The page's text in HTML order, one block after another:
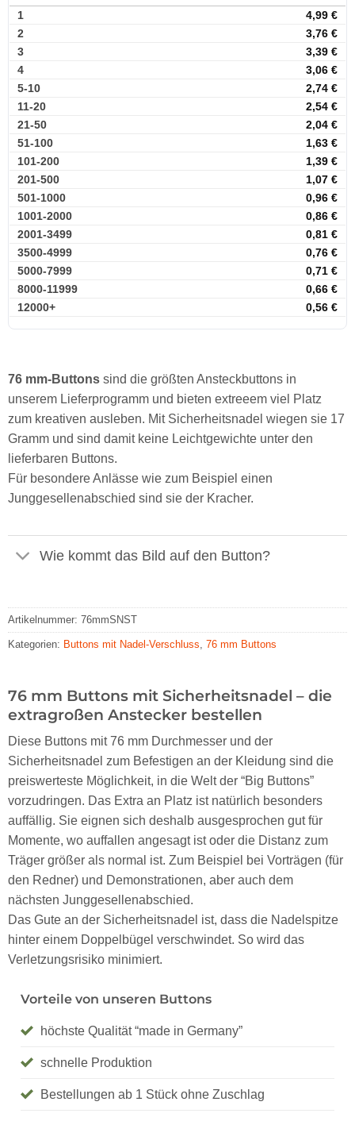
1 4,99 €
2
3,76 €
3
3,39 €
4
3,06 €
5-10
2,74 €
11-20
2,54 €
21-50
2,04 €
51-100
1,63 €
101-200
1,39 €
201-500
1,07 €
501-1000
0,96 €
1001-2000
0,86 €
2001-3499
0,81 €
3500-4999
0,76 €
5000-7999
0,71 €
8000-11999
0,66 €
12000+
0,56 €
76 mm-Buttonssind die größten Ansteckbuttons in
unserem Lieferprogramm und bieten extreeem viel Platz
zum kreativen ausleben. Mit Sicherheitsnadel wiegen sie 17
Gramm und sind damit keine Leichtgewichte unter den
lieferbaren Buttons.
Für besondere Anlässe wie zum Beispiel einen
Junggesellenabschied sind sie der Kracher.
Wie kommt das Bild auf den Button?
Artikelnummer: 76mmSNST
Kategorien: Buttons mit Nadel-Verschluss, 76 mm Buttons
76 mm Buttons mit Sicherheitsnadel – die
extragroßen Anstecker bestellen
Diese Buttons mit 76 mm Durchmesser und der
Sicherheitsnadel zum Befestigen an der Kleidung sind die
preiswerteste Möglichkeit, in die Welt der “Big Buttons”
vorzudringen. Das Extra an Platz ist natürlich besonders
auffällig. Sie eignen sich deshalb ausgesprochen gut für
Momente, wo auffallen angesagt ist oder die Distanz zum
Träger größer als normal ist. Zum Beispiel bei Vorträgen (für
den Redner) und Demonstrationen, aber auch dem
nächsten Junggesellenabschied.
Das Gute an der Sicherheitsnadel ist, dass die Nadelspitze
hinter einem Doppelbügel verschwindet. So wird das
Verletzungsrisiko minimiert.
Vorteile von unseren Buttons
höchste Qualität “made in Germany”
schnelle Produktion
Bestellungen ab 1 Stück ohne Zuschlag